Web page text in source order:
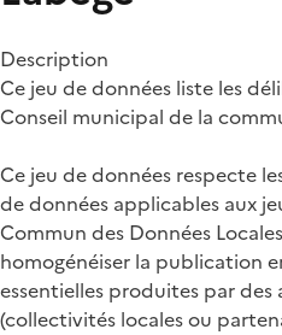
Description
Ce jeu de données liste les
Conseil municipal de la
Ce jeu de données respecte
de données applicables aux
Commun des Données
homogénéiser la publication
essentielles produites par
(collectivités locales ou